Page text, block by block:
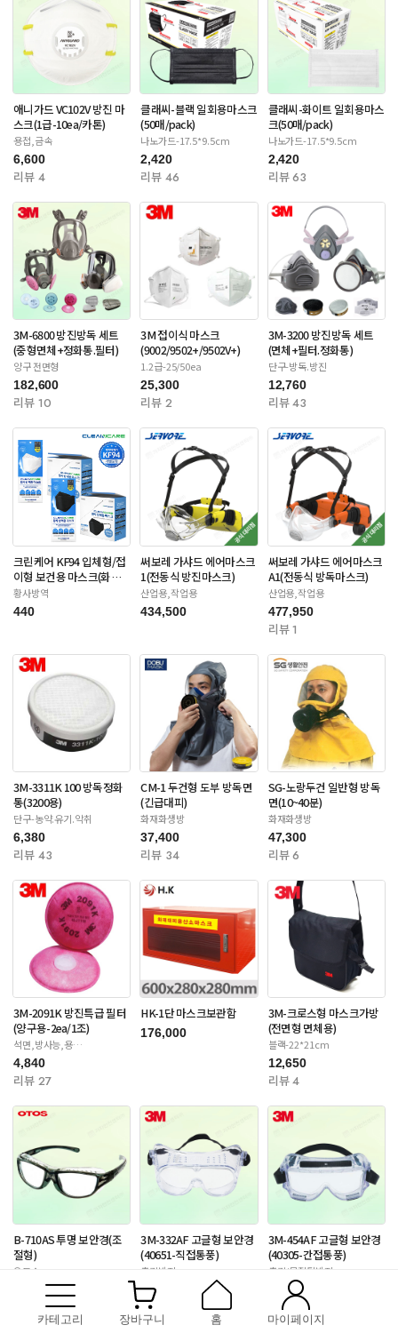
카테고리 장바구니 홈 마이페이지
애니가드 VC102V 방진 마
스크(1급-10ea/카톤)
용접,금속
6,600
리뷰 4
클래씨-블랙 일회용마스크
(50매/pack)
나노가드-17.5*9.5cm
2,420
리뷰 46
클래씨-화이트 일회용마스
크(50매/pack)
나노가드-17.5*9.5cm
2,420
리뷰 63
3M-6800 방진방독 세트
(중형면체+정화통.필터)
양구 전면형
182,600
리뷰 10
3M 접이식 마스크
(9002/9502+/9502V+)
1.2급-25/50ea
25,300
리뷰 2
3M-3200 방진방독 세트
(면체+필터.정화통)
단구-방독.방진
12,760
리뷰 43
크린케어 KF94 입체형/접
이형 보건용 마스크(화이
트/블랙-대형)
황사방역
440
써보레 가샤드 에어마스크
1(전동식 방진마스크)
산업용,작업용
434,500
써보레 가샤드 에어마스크
A1(전동식 방독마스크)
산업용,작업용
477,950
리뷰 1
3M-3311K 100 방독정화
통(3200용)
단구-농약.유기.악취
6,380
리뷰 43
CM-1 두건형 도부 방독면
(긴급대피)
화재화생방
37,400
리뷰 34
SG-노랑두건 일반형 방독
면(10~40분)
화재화생방
47,300
리뷰 6
3M-2091K 방진특급 필터
(양구용-2ea/1조)
석면,방사능,용
접-6000/65020/7000S
4,840
리뷰 27
HK-1단 마스크보관함
176,000
3M-크로스형 마스크가방
(전면형 면체용)
블랙-22*21cm
12,650
리뷰 4
B-710AS 투명 보안경(조
절형)
오토스
리뷰 175
3M-332AF 고글형 보안경
(40651-직접통풍)
충격방지
3,630
리뷰 9
3M-454AF 고글형 보안경
(40305-간접통풍)
충격/물질튐방지
14,300
리뷰 12